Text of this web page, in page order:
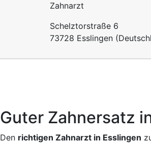
Zahnarzt
Schelztorstraße 6
73728 Esslingen
Guter Zahnersatz
Den richtigen Zahnarzt in Esslingen